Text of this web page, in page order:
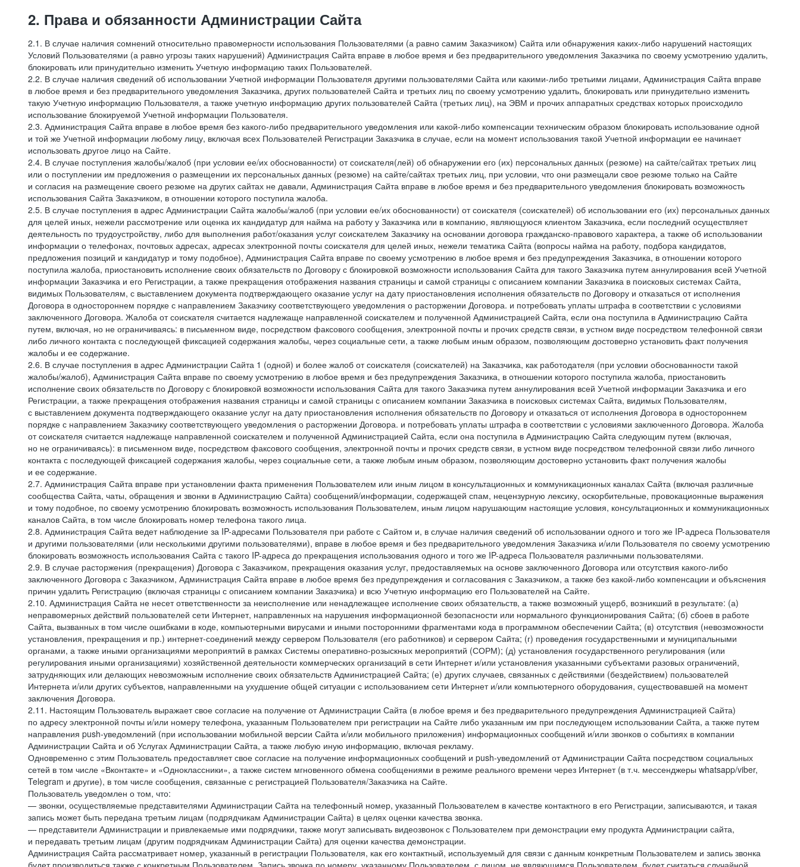
2. Права и обязанности Администрации Сайта
2.1. В случае наличия сомнений относительно правомерности использования Пользователями (а равно самим Заказчиком) Сайта или обнаружения каких-либо нарушений настоящих
Условий Пользователями (а равно угрозы таких нарушений) Администрация Сайта вправе в любое время и без предварительного уведомления Заказчика по своему усмотрению удалить,
блокировать или принудительно изменить Учетную информацию таких Пользователей.
2.2. В случае наличия сведений об использовании Учетной информации Пользователя другими пользователями Сайта или какими-либо третьими лицами, Администрация Сайта вправе
в любое время и без предварительного уведомления Заказчика, других пользователей Сайта и третьих лиц по своему усмотрению удалить, блокировать или принудительно изменить
такую Учетную информацию Пользователя, а также учетную информацию других пользователей Сайта (третьих лиц), на ЭВМ и прочих аппаратных средствах которых происходило
использование блокируемой Учетной информации Пользователя.
2.3. Администрация Сайта вправе в любое время без какого-либо предварительного уведомления или какой-либо компенсации техническим образом блокировать использование одной
и той же Учетной информации любому лицу, включая всех Пользователей Регистрации Заказчика в случае, если на момент использования такой Учетной информации ее начинает
использовать другое лицо на Сайте.
2.4. В случае поступления жалобы/жалоб (при условии ее/их обоснованности) от соискателя(лей) об обнаружении его (их) персональных данных (резюме) на сайте/сайтах третьих лиц
или о поступлении им предложения о размещении их персональных данных (резюме) на сайте/сайтах третьих лиц, при условии, что они размещали свое резюме только на Сайте
и согласия на размещение своего резюме на других сайтах не давали, Администрация Сайта вправе в любое время и без предварительного уведомления блокировать возможность
использования Сайта Заказчиком, в отношении которого поступила жалоба.
2.5. В случае поступления в адрес Администрации Сайта жалобы/жалоб (при условии ее/их обоснованности) от соискателя (соискателей) об использовании его (их) персональных данных
для целей иных, нежели рассмотрение или оценка их кандидатур для найма на работу у Заказчика или в компанию, являющуюся клиентом Заказчика, если последний осуществляет
деятельность по трудоустройству, либо для выполнения работ/оказания услуг соискателем Заказчику на основании договора гражданско-правового характера, а также об использовании
информации о телефонах, почтовых адресах, адресах электронной почты соискателя для целей иных, нежели тематика Сайта (вопросы найма на работу, подбора кандидатов,
предложения позиций и кандидатур и тому подобное), Администрация Сайта вправе по своему усмотрению в любое время и без предупреждения Заказчика, в отношении которого
поступила жалоба, приостановить исполнение своих обязательств по Договору с блокировкой возможности использования Сайта для такого Заказчика путем аннулирования всей Учетной
информации Заказчика и его Регистрации, а также прекращения отображения названия страницы и самой страницы с описанием компании Заказчика в поисковых системах Сайта,
видимых Пользователям, с выставлением документа подтверждающего оказание услуг на дату приостановления исполнения обязательств по Договору и отказаться от исполнения
Договора в одностороннем порядке с направлением Заказчику соответствующего уведомления о расторжении Договора. и потребовать уплаты штрафа в соответствии с условиями
заключенного Договора. Жалоба от соискателя считается надлежаще направленной соискателем и полученной Администрацией Сайта, если она поступила в Администрацию Сайта
путем, включая, но не ограничиваясь: в письменном виде, посредством факсового сообщения, электронной почты и прочих средств связи, в устном виде посредством телефонной связи
либо личного контакта с последующей фиксацией содержания жалобы, через социальные сети, а также любым иным образом, позволяющим достоверно установить факт получения
жалобы и ее содержание.
2.6. В случае поступления в адрес Администрации Сайта 1 (одной) и более жалоб от соискателя (соискателей) на Заказчика, как работодателя (при условии обоснованности такой
жалобы/жалоб), Администрация Сайта вправе по своему усмотрению в любое время и без предупреждения Заказчика, в отношении которого поступила жалоба, приостановить
исполнение своих обязательств по Договору с блокировкой возможности использования Сайта для такого Заказчика путем аннулирования всей Учетной информации Заказчика и его
Регистрации, а также прекращения отображения названия страницы и самой страницы с описанием компании Заказчика в поисковых системах Сайта, видимых Пользователям,
с выставлением документа подтверждающего оказание услуг на дату приостановления исполнения обязательств по Договору и отказаться от исполнения Договора в одностороннем
порядке с направлением Заказчику соответствующего уведомления о расторжении Договора. и потребовать уплаты штрафа в соответствии с условиями заключенного Договора. Жалоба
от соискателя считается надлежаще направленной соискателем и полученной Администрацией Сайта, если она поступила в Администрацию Сайта следующим путем (включая,
но не ограничиваясь): в письменном виде, посредством факсового сообщения, электронной почты и прочих средств связи, в устном виде посредством телефонной связи либо личного
контакта с последующей фиксацией содержания жалобы, через социальные сети, а также любым иным образом, позволяющим достоверно установить факт получения жалобы
и ее содержание.
2.7. Администрация Сайта вправе при установлении факта применения Пользователем или иным лицом в консультационных и коммуникационных каналах Сайта (включая различные
сообщества Сайта, чаты, обращения и звонки в Администрацию Сайта) сообщений/информации, содержащей спам, нецензурную лексику, оскорбительные, провокационные выражения
и тому подобное, по своему усмотрению блокировать возможность использования Пользователем, иным лицом нарушающим настоящие условия, консультационных и коммуникационных
каналов Сайта, в том числе блокировать номер телефона такого лица.
2.8. Администрация Сайта ведет наблюдение за IP-адресами Пользователя при работе с Сайтом и, в случае наличия сведений об использовании одного и того же IP-адреса Пользователя
и другими пользователями (или несколькими другими пользователями), вправе в любое время и без предварительного уведомления Заказчика и/или Пользователя по своему усмотрению
блокировать возможность использования Сайта с такого IP-адреса до прекращения использования одного и того же IP-адреса Пользователя различными пользователями.
2.9. В случае расторжения (прекращения) Договора с Заказчиком, прекращения оказания услуг, предоставляемых на основе заключенного Договора или отсутствия какого-либо
заключенного Договора с Заказчиком, Администрация Сайта вправе в любое время без предупреждения и согласования с Заказчиком, а также без какой-либо компенсации и объяснения
причин удалить Регистрацию (включая страницы с описанием компании Заказчика) и всю Учетную информацию его Пользователей на Сайте.
2.10. Администрация Сайта не несет ответственности за неисполнение или ненадлежащее исполнение своих обязательств, а также возможный ущерб, возникший в результате: (а)
неправомерных действий пользователей сети Интернет, направленных на нарушения информационной безопасности или нормального функционирования Сайта; (б) сбоев в работе
Сайта, вызванных в том числе ошибками в коде, компьютерными вирусами и иными посторонними фрагментами кода в программном обеспечении Сайта; (в) отсутствия (невозможности
установления, прекращения и пр.) интернет-соединений между сервером Пользователя (его работников) и сервером Сайта; (г) проведения государственными и муниципальными
органами, а также иными организациями мероприятий в рамках Системы оперативно-розыскных мероприятий (СОРМ); (д) установления государственного регулирования (или
регулирования иными организациями) хозяйственной деятельности коммерческих организаций в сети Интернет и/или установления указанными субъектами разовых ограничений,
затрудняющих или делающих невозможным исполнение своих обязательств Администрацией Сайта; (е) других случаев, связанных с действиями (бездействием) пользователей
Интернета и/или других субъектов, направленными на ухудшение общей ситуации с использованием сети Интернет и/или компьютерного оборудования, существовавшей на момент
заключения Договора.
2.11. Настоящим Пользователь выражает свое согласие на получение от Администрации Сайта (в любое время и без предварительного предупреждения Администрацией Сайта)
по адресу электронной почты и/или номеру телефона, указанным Пользователем при регистрации на Сайте либо указанным им при последующем использовании Сайта, а также путем
направления push-уведомлений (при использовании мобильной версии Сайта и/или мобильного приложения) информационных сообщений и/или звонков о событиях в компании
Администрации Сайта и об Услугах Администрации Сайта, а также любую иную информацию, включая рекламу.
Одновременно с этим Пользователь предоставляет свое согласие на получение информационных сообщений и push-уведомлений от Администрации Сайта посредством социальных
сетей в том числе «Вконтакте» и «Одноклассники», а также систем мгновенного обмена сообщениями в режиме реального времени через Интернет (в т.ч. мессенджеры whatsapp/viber,
Telegram и другие), в том числе сообщения, связанные с регистрацией Пользователя/Заказчика на Сайте.
Пользователь уведомлен о том, что:
— звонки, осуществляемые представителями Администрации Сайта на телефонный номер, указанный Пользователем в качестве контактного в его Регистрации, записываются, и такая
запись может быть передана третьим лицам (подрядчикам Администрации Сайта) в целях оценки качества звонка.
— представители Администрации и привлекаемые ими подрядчики, также могут записывать видеозвонок с Пользователем при демонстрации ему продукта Администрации сайта,
и передавать третьим лицам (другим подрядчикам Администрации Сайта) для оценки качества демонстрации.
Администрация Сайта рассматривает номер, указанный в регистрации Пользователя, как его контактный, используемый для связи с данным конкретным Пользователем и запись звонка
будет производиться также с конкретным Пользователем. Запись звонка по номеру, указанному Пользователем, с лицом, не являющимся Пользователем, будет считаться случайной.